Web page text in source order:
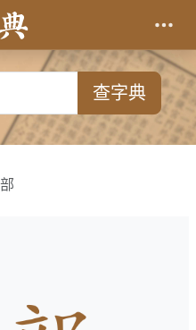
查字典